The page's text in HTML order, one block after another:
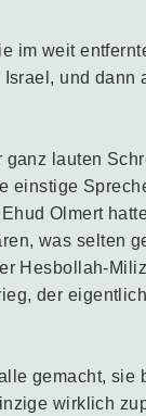
im weit
und
lauten
einstige
Olmert
was selten
Hesbollah-
der
gemacht, sie
wirklich